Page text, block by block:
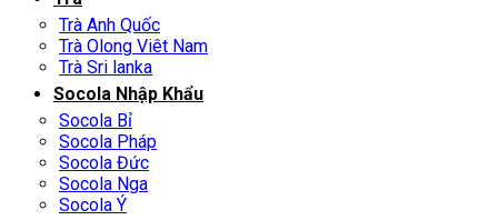
Trà Anh Quốc
Trà Olong Viêt Nam
Trà Sri lanka
Socola Nhập Khẩu
Socola Bỉ
Socola Pháp
Socola Đức
Socola Nga
Socola Ý